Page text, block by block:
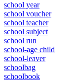
school year
school voucher
school teacher
school subject
school run
school-age child
school-leaver
schoolbag
schoolbook